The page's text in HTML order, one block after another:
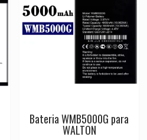
Bateria WMB5000G para
WALTON